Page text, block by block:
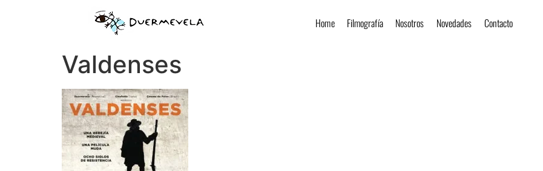
Home Filmografía Nosotros Novedades Contacto
Valdenses